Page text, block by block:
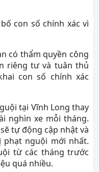
con số chính xác vì
có thẩm quyền công
riêng tư và tuân thủ
con số chính xác
tại Vĩnh Long thay
nghìn xe mỗi tháng.
tự động cập nhật và
phạt nguội mới nhất.
từ các tháng trước
quá nhiều.